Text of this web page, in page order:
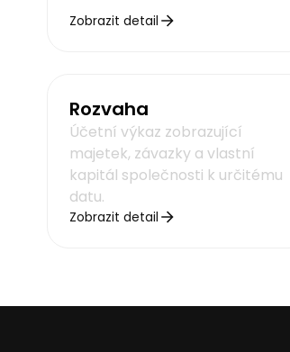
Zobrazit detail
Rozvaha
Účetní výkaz zobrazující
majetek, závazky a vlastní
kapitál společnosti k určitému
datu.
Zobrazit detail